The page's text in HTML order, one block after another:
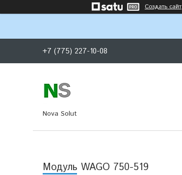
Создать сайт
+7 (775) 227-10-08
Nova Solut
Модуль WAGO 750-519